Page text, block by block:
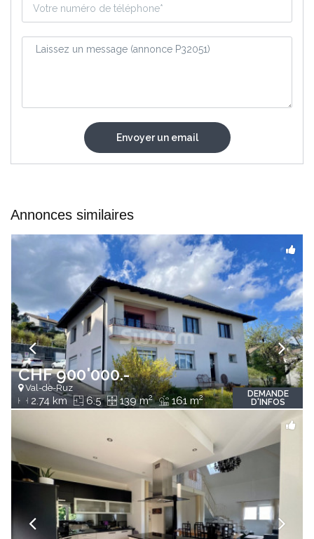
Annonces similaires
CHF 900'000.-
Val-de-Ruz
2.74 km 6.5 139 m2 161 m2
DEMANDE
D'INFOS